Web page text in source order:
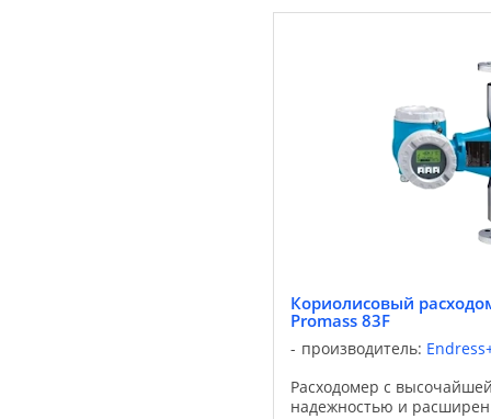
Кориолисовый
Promass 83F
производитель:
Расходомер с
надежностью и